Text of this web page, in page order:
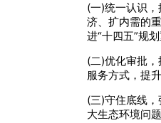
(一)统一认识
济、扩内需的
进“十四五”规
(二)优化审批
服务方式，提
(三)守住底线
大生态环境问